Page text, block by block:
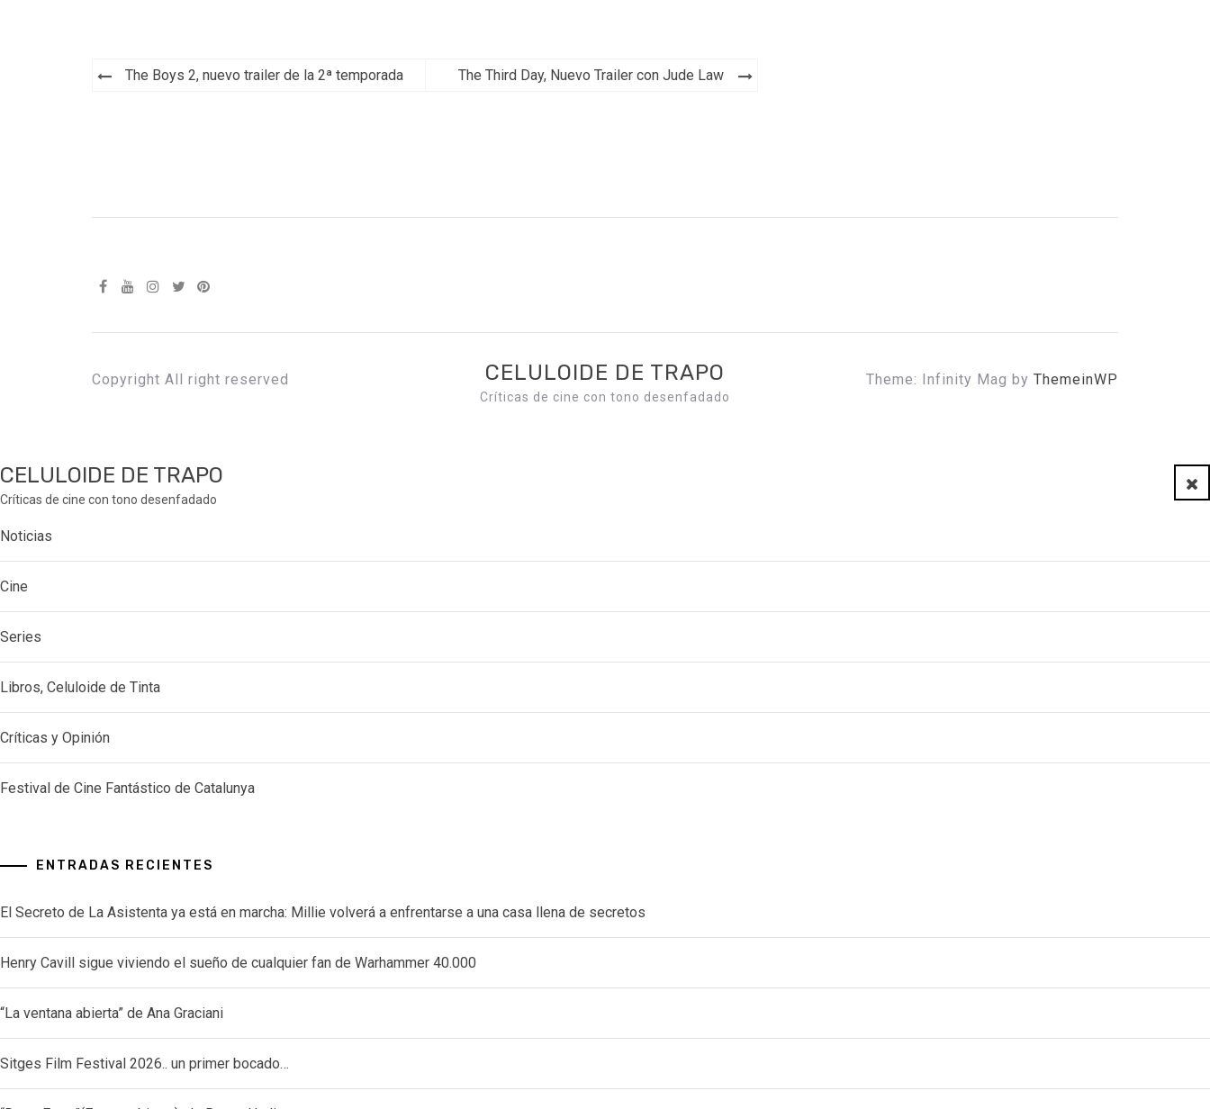
Navegación
The Boys 2, nuevo trailer de la 2ª temporada The Third Day, Nuevo Trailer con Jude Law
Copyright All right reserved CELULOIDE DE TRAPO
Críticas de cine con tono desenfadado
Theme: Infinity Mag by ThemeinWP
CELULOIDE DE TRAPO
Críticas de cine con tono desenfadado
Noticias
Cine
Series
Libros, Celuloide de Tinta
Críticas y Opinión
Festival de Cine Fantástico de Catalunya
ENTRADAS RECIENTES
El Secreto de La Asistenta ya está en marcha: Millie volverá a enfrentarse a una casa llena de secretos
Henry Cavill sigue viviendo el sueño de cualquier fan de Warhammer 40.000
“La ventana abierta” de Ana Graciani
Sitges Film Festival 2026.. un primer bocado…